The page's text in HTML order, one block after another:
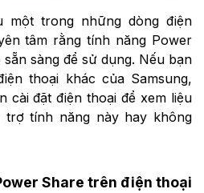
một trong những dòng điện
tâm rằng tính năng Power
sàng để sử dụng. Nếu bạn
thoại khác của Samsung,
cài đặt điện thoại để xem liệu
tính năng này hay không
Share trên điện thoại